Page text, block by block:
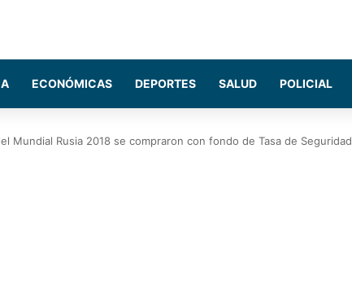
ECONÓMICAS DEPORTES SALUD POLICIAL
Mundial Rusia 2018 se compraron con fondo de Tasa de Seguridad